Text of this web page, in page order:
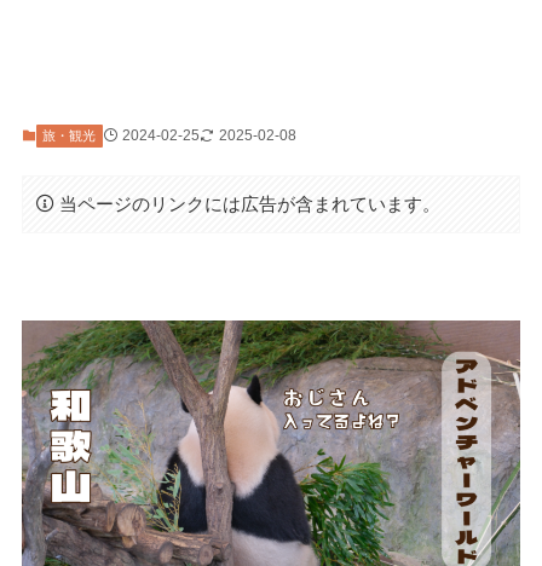
旅・観光 2024-02-25 2025-02-08
当ページのリンクには広告が含まれています。